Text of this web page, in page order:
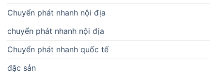
Chuyển phát nhanh nội địa
chuyển phát nhanh nội địa
Chuyển phát nhanh quốc tế
đặc sản